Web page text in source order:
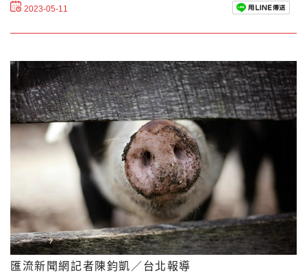
2023-05-11
匯流新聞網記者陳鈞凱／台北報導